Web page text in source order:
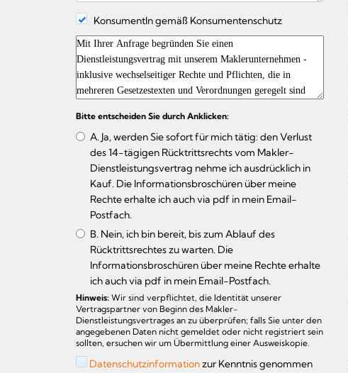
KonsumentIn gemäß Konsumentenschutz
Bitte entscheiden Sie durch Anklicken:
A. Ja, werden Sie sofort für mich tätig: den Verlust
des 14-tägigen Rücktrittsrechts vom Makler-
Dienstleistungsvertrag nehme ich ausdrücklich in
Kauf. Die Informationsbroschüren über meine
Rechte erhalte ich auch via pdf in mein Email-
Postfach.
B. Nein, ich bin bereit, bis zum Ablauf des
Rücktrittsrechtes zu warten. Die
Informationsbroschüren über meine Rechte erhalte
ich auch via pdf in mein Email-Postfach.
Hinweis: Wir sind verpflichtet, die Identität unserer
Vertragspartner von Beginn des Makler-
Dienstleistungsvertrages an zu überprüfen; falls Sie unter den
angegebenen Daten nicht gemeldet oder nicht registriert sein
sollten, ersuchen wir um Übermittlung einer Ausweiskopie.
Datenschutzinformationzur Kenntnis genommen